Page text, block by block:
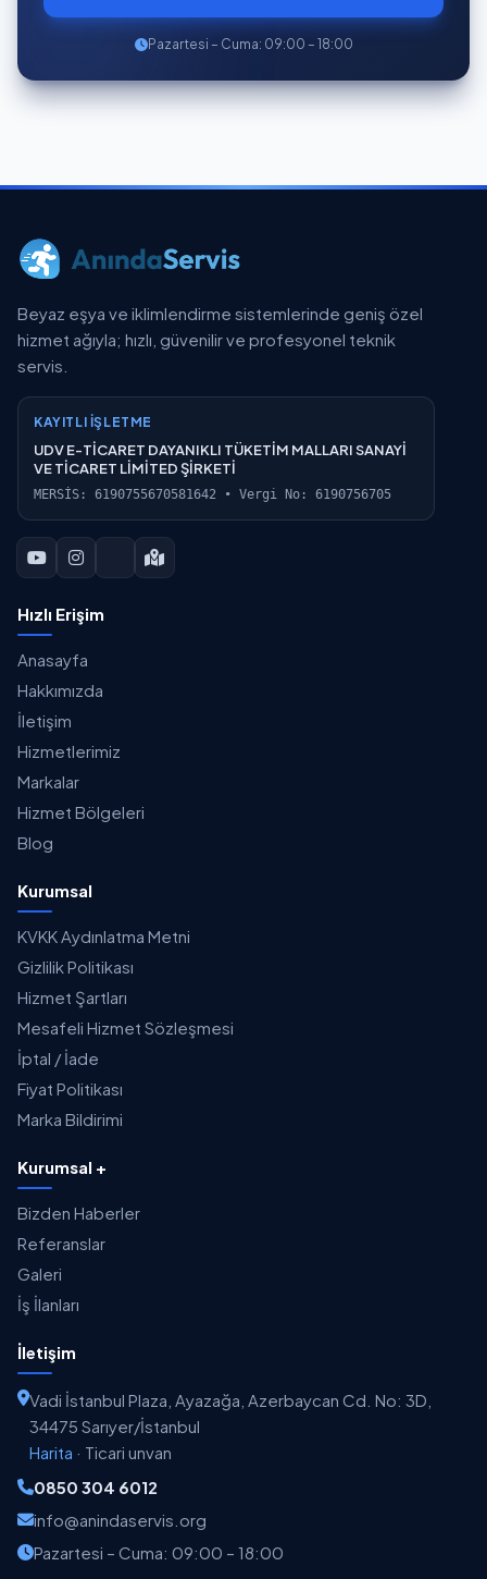
Pazartesi – Cuma: 09:00 – 18:00
Beyaz eşya ve iklimlendirme sistemlerinde geniş özel
hizmet ağıyla; hızlı, güvenilir ve profesyonel teknik
servis.
KAYITLI İŞLETME
UDV E-TİCARET DAYANIKLI TÜKETİM MALLARI SANAYİ
VE TİCARET LİMİTED ŞİRKETİ
MERSİS: 6190755670581642 • Vergi No: 6190756705
Hızlı Erişim
Anasayfa
Hakkımızda
İletişim
Hizmetlerimiz
Markalar
Hizmet Bölgeleri
Blog
Kurumsal
KVKK Aydınlatma Metni
Gizlilik Politikası
Hizmet Şartları
Mesafeli Hizmet Sözleşmesi
İptal / İade
Fiyat Politikası
Marka Bildirimi
Kurumsal +
Bizden Haberler
Referanslar
Galeri
İş İlanları
İletişim
Vadi İstanbul Plaza, Ayazağa, Azerbaycan Cd. No: 3D,
34475 Sarıyer/İstanbul
Harita · Ticari unvan
0850 304 6012
info@anindaservis.org
Pazartesi – Cuma: 09:00 – 18:00